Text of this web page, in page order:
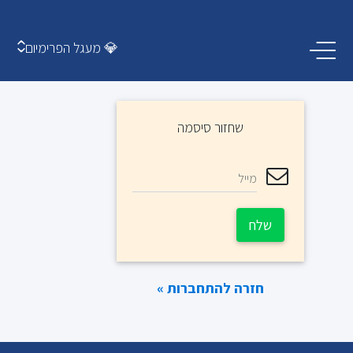
💎 מעגל הפרימיום
שחזור סיסמה
מייל
שלח
חזרה להתחברות »